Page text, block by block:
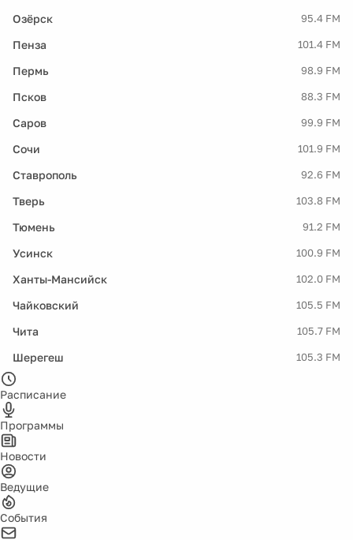
Озёрск 95.4 FM
Пенза 101.4 FM
Пермь 98.9 FM
Псков 88.3 FM
Саров 99.9 FM
Сочи 101.9 FM
Ставрополь 92.6 FM
Тверь 103.8 FM
Тюмень 91.2 FM
Усинск 100.9 FM
Ханты-Мансийск 102.0 FM
Чайковский 105.5 FM
Чита 105.7 FM
Шерегеш 105.3 FM
Расписание
Программы
Новости
Ведущие
События